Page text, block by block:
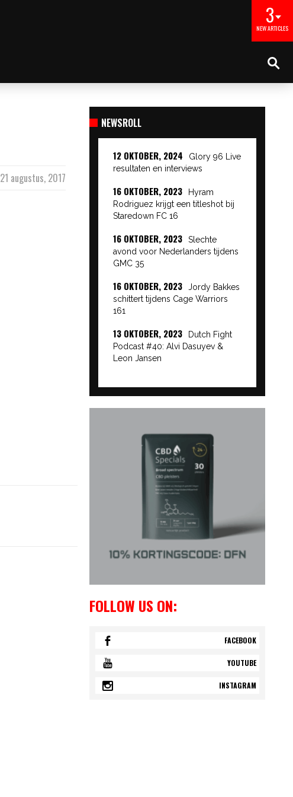
3
NEW ARTICLES
21 augustus, 2017
NEWSROLL
12 OKTOBER, 2024
Glory 96 Live
resultaten en interviews
16 OKTOBER, 2023
Hyram
Rodriguez krijgt een titleshot bij
Staredown FC 16
16 OKTOBER, 2023
Slechte
avond voor Nederlanders tijdens
GMC 35
16 OKTOBER, 2023
Jordy Bakkes
schittert tijdens Cage Warriors
161
13 OKTOBER, 2023
Dutch Fight
Podcast #40: Alvi Dasuyev &
Leon Jansen
FOLLOW US ON:
FACEBOOK
YOUTUBE
INSTAGRAM